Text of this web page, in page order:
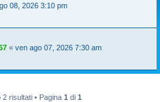
08, 2026 3:10 pm
« ven ago 07, 2026 7:30 am
risultati • Pagina 1 di 1